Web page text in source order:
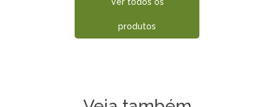
Ver todos os
produtos